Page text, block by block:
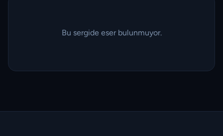
Bu sergide eser bulunmuyor.